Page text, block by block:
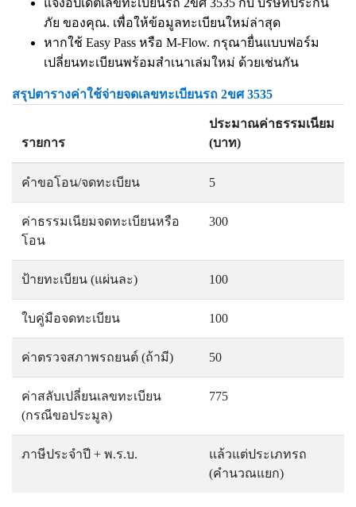
แจ้งอัปเดตเลขทะเบียนรถ 2ขศ 3535 กับ บริษัทประกัน
ภัย ของคุณ. เพื่อให้ข้อมูลทะเบียนใหม่ล่าสุด
หากใช้ Easy Pass หรือ M-Flow. กรุณายื่นแบบฟอร์ม
เปลี่ยนทะเบียนพร้อมสำเนาเล่มใหม่ ด้วยเช่นกัน
สรุปตารางค่าใช้จ่ายจดเลขทะเบียนรถ 2ขศ 3535
รายการ
ประมาณค่าธรรมเนียม
(บาท)
คำขอโอน/จดทะเบียน 5
ค่าธรรมเนียมจดทะเบียนหรือ
โอน
300
ป้ายทะเบียน (แผ่นละ) 100
ใบคู่มือจดทะเบียน 100
ค่าตรวจสภาพรถยนต์ (ถ้ามี) 50
ค่าสลับเปลี่ยนเลขทะเบียน
(กรณีขอประมูล)
775
ภาษีประจำปี + พ.ร.บ.
แล้วแต่ประเภทรถ
(คำนวณแยก)